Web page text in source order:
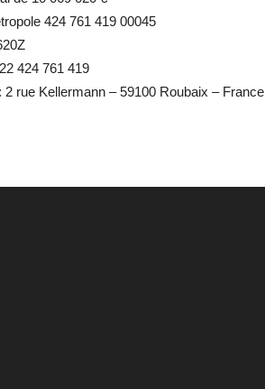
424 761 419 00045
424 761 419
2 rue Kellermann – 59100 Roubaix – France